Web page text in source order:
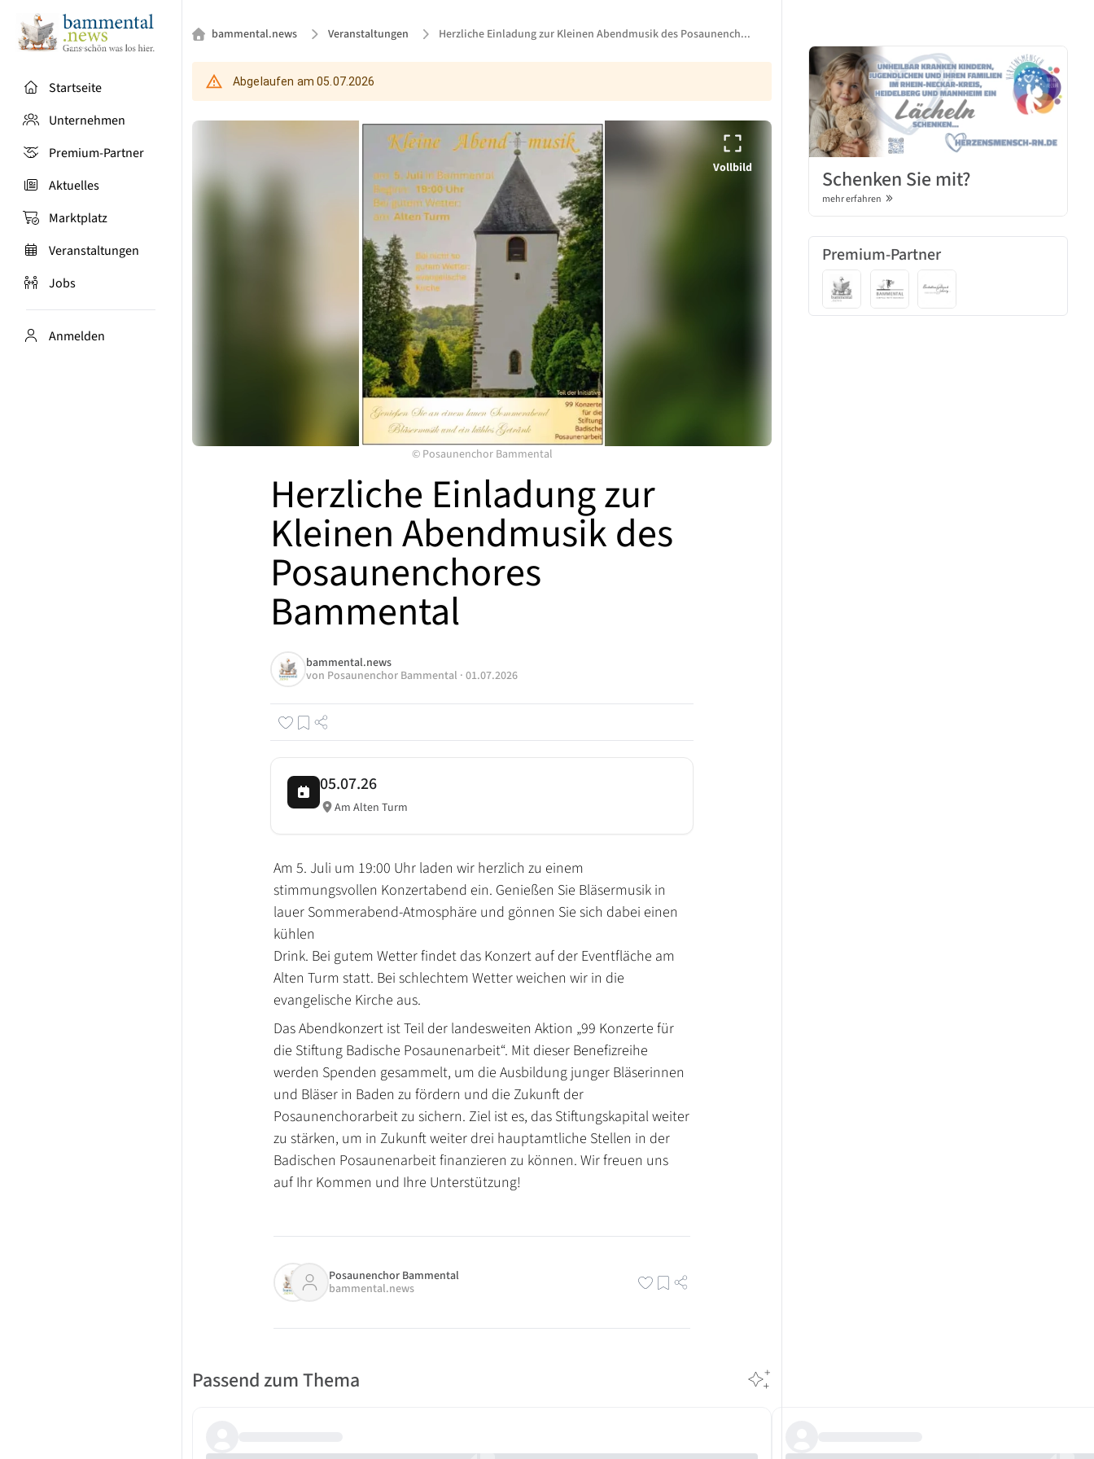
Startseite
Unternehmen
Premium-Partner
Aktuelles
Marktplatz
Veranstaltungen
Jobs
Anmelden
bammental.news Veranstaltungen Herzliche Einladung zur Kleinen Abendmusik des Posaunench...
Abgelaufen am05.07.2026
Vollbild
© Posaunenchor Bammental
Herzliche Einladung zur
Kleinen Abendmusik des
Posaunenchores
Bammental
bammental.news
von Posaunenchor Bammental · 01.07.2026
05.07.26
Am Alten Turm
Am 5. Juli um 19:00 Uhr laden wir herzlich zu einem
stimmungsvollen Konzertabend ein. Genießen Sie Bläsermusik in
lauer Sommerabend-Atmosphäre und gönnen Sie sich dabei einen
kühlen
Drink. Bei gutem Wetter findet das Konzert auf der Eventfläche am
Alten Turm statt. Bei schlechtem Wetter weichen wir in die
evangelische Kirche aus.
Das Abendkonzert ist Teil der landesweiten Aktion „99 Konzerte für
die Stiftung Badische Posaunenarbeit“. Mit dieser Benefizreihe
werden Spenden gesammelt, um die Ausbildung junger Bläserinnen
und Bläser in Baden zu fördern und die Zukunft der
Posaunenchorarbeit zu sichern. Ziel ist es, das Stiftungskapital weiter
zu stärken, um in Zukunft weiter drei hauptamtliche Stellen in der
Badischen Posaunenarbeit finanzieren zu können. Wir freuen uns
auf Ihr Kommen und Ihre Unterstützung!
Posaunenchor Bammental
bammental.news
Passend zum Thema
Schenken Sie mit?
mehr erfahren
Premium-Partner